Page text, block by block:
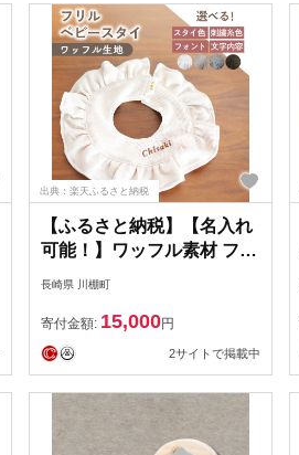
出典：楽天ふるさと納税
【ふるさと納税】【名入れ
可能！】ワッフル素材 フリ
ル ベビースタイ【coco
[OCR080]
長崎県 川棚町
寄付金額: 15,000円
2サイトで掲載中